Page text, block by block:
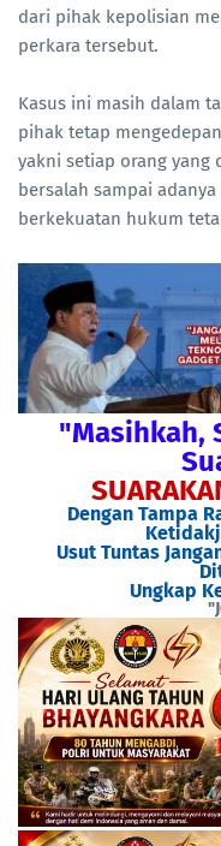
dari pihak kepolisian
perkara tersebut.
Kasus ini masih dalam
pihak tetap
yakni setiap orang
bersalah sampai
berkekuatan hukum
"Masihkah,
Dengan Tampa
Usut Tuntas
Ungkap